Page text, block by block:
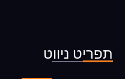
תפריט ניווט